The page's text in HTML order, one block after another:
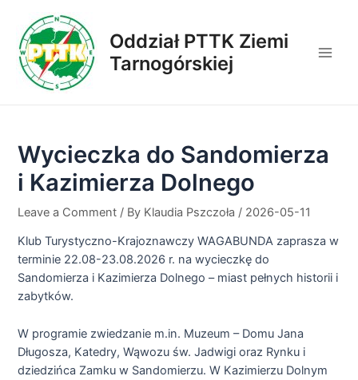
content
Oddział PTTK Ziemi
Tarnogórskiej
Wycieczka do Sandomierza
i Kazimierza Dolnego
Leave a Comment / By Klaudia Pszczoła / 2026-05-11
Klub Turystyczno-Krajoznawczy WAGABUNDA zaprasza w
terminie 22.08-23.08.2026 r. na wycieczkę do
Sandomierza i Kazimierza Dolnego – miast pełnych historii i
zabytków.
W programie zwiedzanie m.in. Muzeum – Domu Jana
Długosza, Katedry, Wąwozu św. Jadwigi oraz Rynku i
dziedzińca Zamku w Sandomierzu. W Kazimierzu Dolnym